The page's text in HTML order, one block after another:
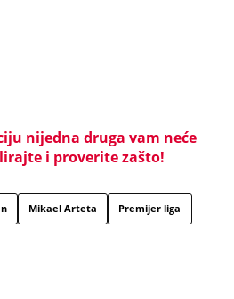
nijedna druga vam neće
i proverite zašto!
Mikael Arteta Premijer liga